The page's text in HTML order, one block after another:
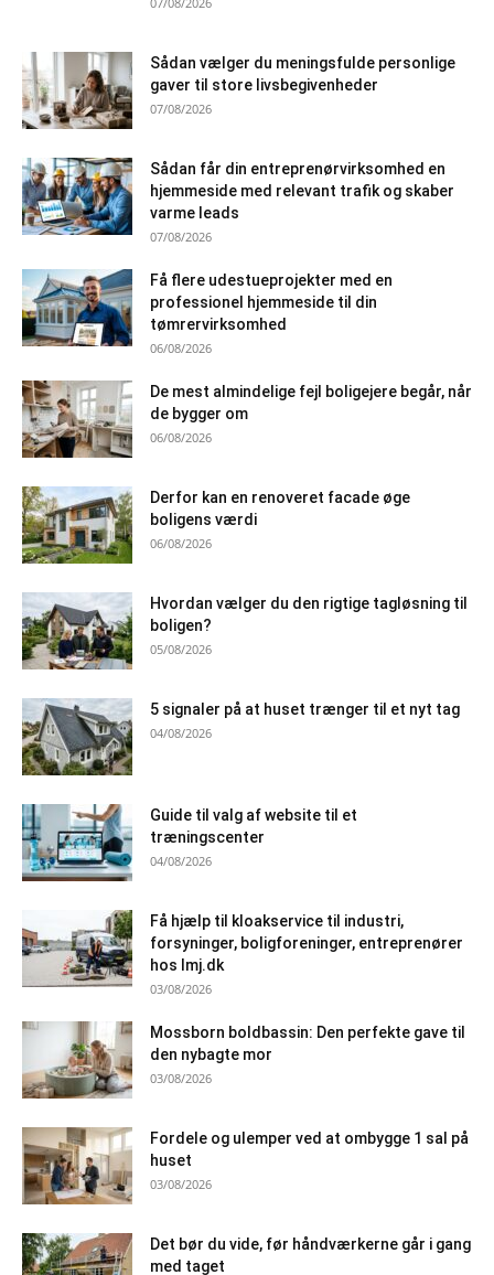
Sådan vælger du meningsfulde personlige
gaver til store livsbegivenheder
07/08/2026
Sådan får din entreprenørvirksomhed en
hjemmeside med relevant trafik og skaber
varme leads
07/08/2026
Få flere udestueprojekter med en
professionel hjemmeside til din
tømrervirksomhed
06/08/2026
De mest almindelige fejl boligejere begår, når
de bygger om
06/08/2026
Derfor kan en renoveret facade øge
boligens værdi
06/08/2026
Hvordan vælger du den rigtige tagløsning til
boligen?
05/08/2026
5 signaler på at huset trænger til et nyt tag
04/08/2026
Guide til valg af website til et
træningscenter
04/08/2026
Få hjælp til kloakservice til industri,
forsyninger, boligforeninger, entreprenører
hos lmj.dk
03/08/2026
Mossborn boldbassin: Den perfekte gave til
den nybagte mor
03/08/2026
Fordele og ulemper ved at ombygge 1 sal på
huset
03/08/2026
Det bør du vide, før håndværkerne går i gang
med taget